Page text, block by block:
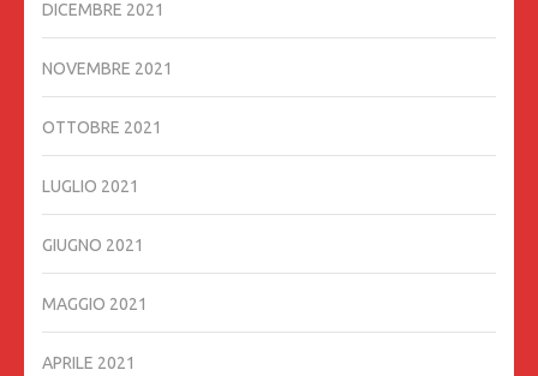
DICEMBRE 2021
NOVEMBRE 2021
OTTOBRE 2021
LUGLIO 2021
GIUGNO 2021
MAGGIO 2021
APRILE 2021